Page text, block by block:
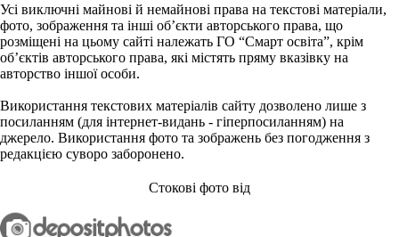
Усі виключні майнові й немайнові права на текстові матеріали,
фото, зображення та інші об’єкти авторського права, що
розміщені на цьому сайті належать ГО “Смарт освіта”, крім
об’єктів авторського права, які містять пряму вказівку на
авторство іншої особи.
Використання текстових матеріалів сайту дозволено лише з
посиланням (для інтернет-видань - гіперпосиланням) на
джерело. Використання фото та зображень без погодження з
редакцією суворо заборонено.
Стокові фото від